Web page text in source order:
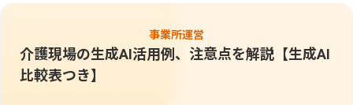
事業所運営
介護現場の生成AI活用例、注意点を解説【生成AI
比較表つき】